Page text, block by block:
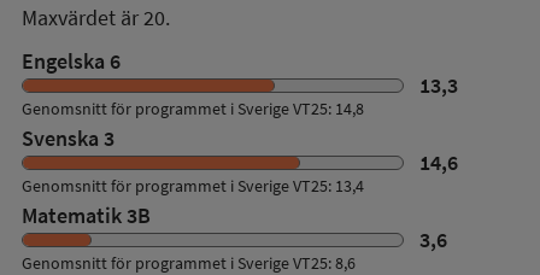
prov
Maxvärdet är 20.
Engelska 6
13,3
Genomsnitt för programmet i Sverige VT25: 14,8
Svenska 3
14,6
Genomsnitt för programmet i Sverige VT25: 13,4
Matematik 3B
3,6
Genomsnitt för programmet i Sverige VT25: 8,6